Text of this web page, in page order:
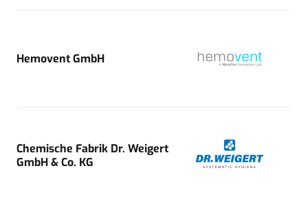
Hemovent GmbH
Chemische Fabrik Dr. Weigert
GmbH & Co. KG